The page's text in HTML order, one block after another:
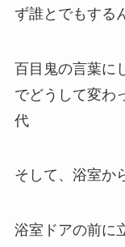
ず誰とでもする
百目鬼の言葉に
でどうして変わ
代
そして、浴室か
浴室ドアの前に